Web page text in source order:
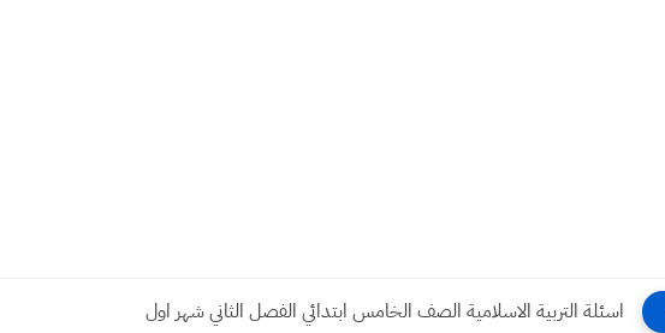
اسئلة التربية الاسلامية الصف الخامس ابتدائي الفصل الثاني شهر اول